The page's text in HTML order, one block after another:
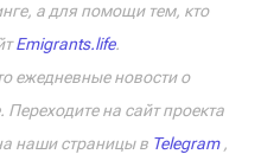
а для помощи тем, кто
Emigrants.life.
ежедневные новости о
на сайт проекта
наши страницы в Telegram,